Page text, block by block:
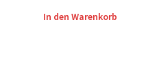
In den Warenkorb